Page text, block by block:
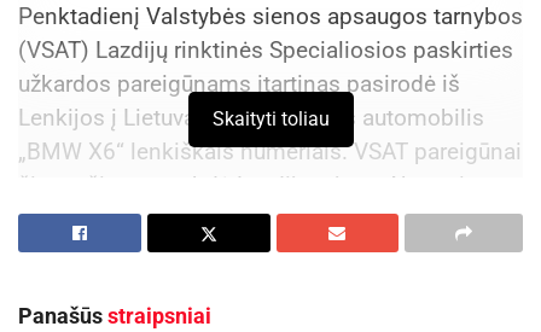
Penktadienį Valstybės sienos apsaugos tarnybos
(VSAT) Lazdijų rinktinės Specialiosios paskirties
užkardos pareigūnams įtartinas pasirodė iš
Lenkijos į Lietuvą ką tik įvažiavęs automobilis
„BMW X6“ lenkiškais numeriais. VSAT pareigūnai
šią mašiną sustabdė Lazdijų rajono Akmenių
kaimo ribose, kelyje Seinai – Lazdijai.
neturėjo nei automobilio dokumentų, nei
Skaityti toliau
Panašūsstraipsniai